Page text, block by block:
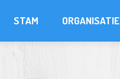
STAM ORGANISATIE